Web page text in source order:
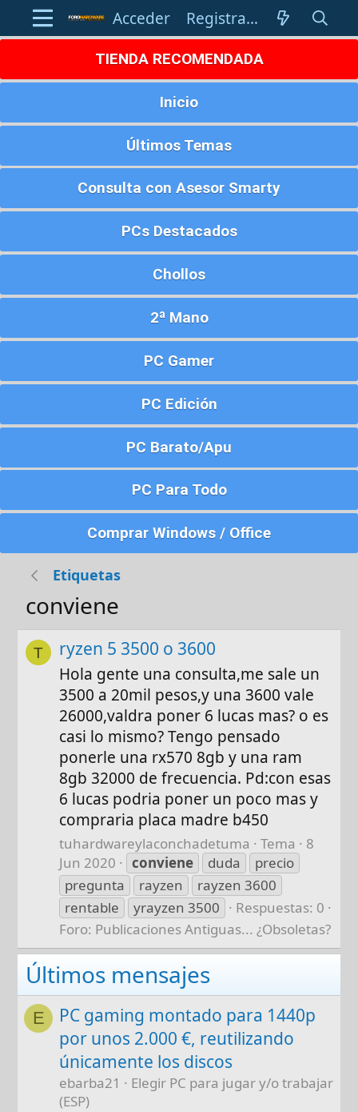
Acceder Registrarse
TIENDA RECOMENDADA
Inicio
Últimos Temas
Consulta con Asesor Smarty
PCs Destacados
Chollos
2ª Mano
PC Gamer
PC Edición
PC Barato/Apu
PC Para Todo
Comprar Windows / Office
Etiquetas
conviene
T ryzen 5 3500 o 3600
Hola gente una consulta,me sale un
3500 a 20mil pesos,y una 3600 vale
26000,valdra poner 6 lucas mas? o es
casi lo mismo? Tengo pensado
ponerle una rx570 8gb y una ram
8gb 32000 de frecuencia. Pd:con esas
6 lucas podria poner un poco mas y
compraria placa madre b450
tuhardwareylaconchadetuma Tema
8
Jun 2020
conviene duda
precio
pregunta
rayzen
rayzen 3600
rentable
yrayzen 3500
Respuestas: 0
Foro: Publicaciones Antiguas... ¿Obsoletas?
Últimos mensajes
E
PC gaming montado para 1440p
por unos 2.000 €, reutilizando
únicamente los discos
ebarba21
Elegir PC para jugar y/o trabajar
(ESP)